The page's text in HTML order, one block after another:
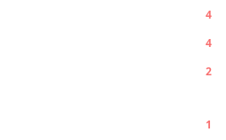
4
4
2
1